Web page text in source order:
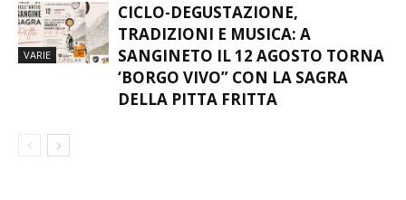
VARIE
CICLO-DEGUSTAZIONE,
TRADIZIONI E MUSICA: A
SANGINETO IL 12 AGOSTO TORNA
‘BORGO VIVO” CON LA SAGRA
DELLA PITTA FRITTA